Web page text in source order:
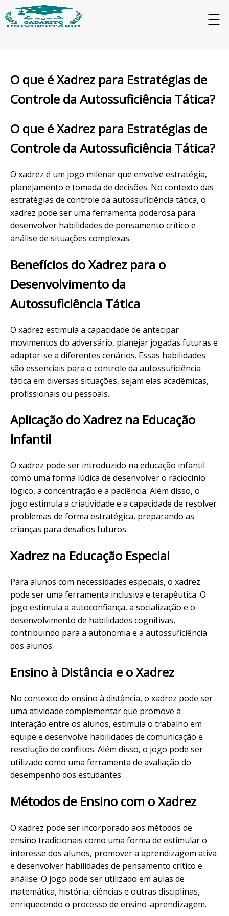
☰
O que é Xadrez para Estratégias de
Controle da Autossuficiência Tática?
O que é Xadrez para Estratégias de
Controle da Autossuficiência Tática?
O xadrez é um jogo milenar que envolve estratégia,
planejamento e tomada de decisões. No contexto das
estratégias de controle da autossuficiência tática, o
xadrez pode ser uma ferramenta poderosa para
desenvolver habilidades de pensamento crítico e
análise de situações complexas.
Benefícios do Xadrez para o
Desenvolvimento da
Autossuficiência Tática
O xadrez estimula a capacidade de antecipar
movimentos do adversário, planejar jogadas futuras e
adaptar-se a diferentes cenários. Essas habilidades
são essenciais para o controle da autossuficiência
tática em diversas situações, sejam elas acadêmicas,
profissionais ou pessoais.
Aplicação do Xadrez na Educação
Infantil
O xadrez pode ser introduzido na educação infantil
como uma forma lúdica de desenvolver o raciocínio
lógico, a concentração e a paciência. Além disso, o
jogo estimula a criatividade e a capacidade de resolver
problemas de forma estratégica, preparando as
crianças para desafios futuros.
Xadrez na Educação Especial
Para alunos com necessidades especiais, o xadrez
pode ser uma ferramenta inclusiva e terapêutica. O
jogo estimula a autoconfiança, a socialização e o
desenvolvimento de habilidades cognitivas,
contribuindo para a autonomia e a autossuficiência
dos alunos.
Ensino à Distância e o Xadrez
No contexto do ensino à distância, o xadrez pode ser
uma atividade complementar que promove a
interação entre os alunos, estimula o trabalho em
equipe e desenvolve habilidades de comunicação e
resolução de conflitos. Além disso, o jogo pode ser
utilizado como uma ferramenta de avaliação do
desempenho dos estudantes.
Métodos de Ensino com o Xadrez
O xadrez pode ser incorporado aos métodos de
ensino tradicionais como uma forma de estimular o
interesse dos alunos, promover a aprendizagem ativa
e desenvolver habilidades de pensamento crítico e
análise. O jogo pode ser utilizado em aulas de
matemática, história, ciências e outras disciplinas,
enriquecendo o processo de ensino-aprendizagem.